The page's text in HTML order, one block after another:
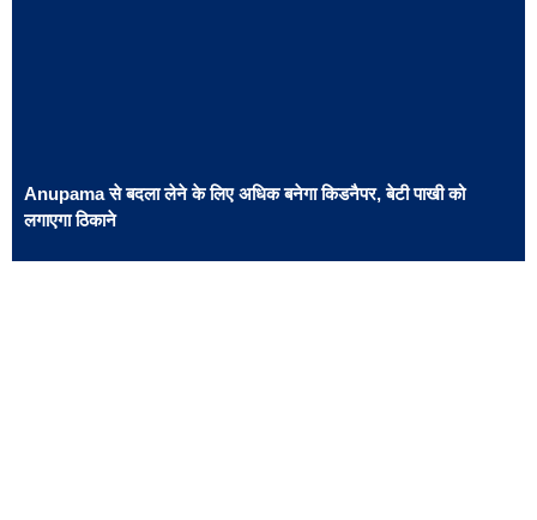
Anupama से बदला लेने के लिए अधिक बनेगा किडनैपर, बेटी पाखी को
लगाएगा ठिकाने